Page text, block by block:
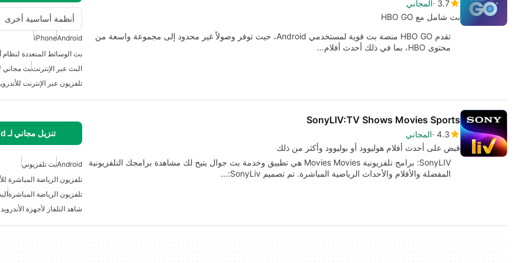
3.7 المجاني
بث شامل مع HBO GO
أنظمة أساسية أخرى
تقدم HBO GO منصة بث قوية لمستخدمي Android، حيث توفر وصولاً غير محدود إلى مجموعة واسعة من
محتوى HBO، بما في ذلك أحدث أفلام…
Android
iPhone
بث الوسائط المتعددة لنظام
البث عبر الإنترنتبث مجاني
تلفزيون عبر الإنترنت
SonyLIV:TV Shows Movies Sports
4.3 المجاني
قبض على أحدث أفلام هوليوود أو بوليوود وأكثر من ذلك
تنزيل مجاني لـ Android
SonyLIV: برامج تلفزيونية Movies Movies هي تطبيق وخدمة بث جوال يتيح لك مشاهدة برامجك التلفزيونية
المفضلة والأفلام والأحداث الرياضية المباشرة. تم تصميم SonyLiv:…
Androidبث تلفزيوني
تلفزيون الرياضة المباشرة
تلفزيون الرياضة المباشرة
شاهد التلفاز لأجهزة الأندرويد